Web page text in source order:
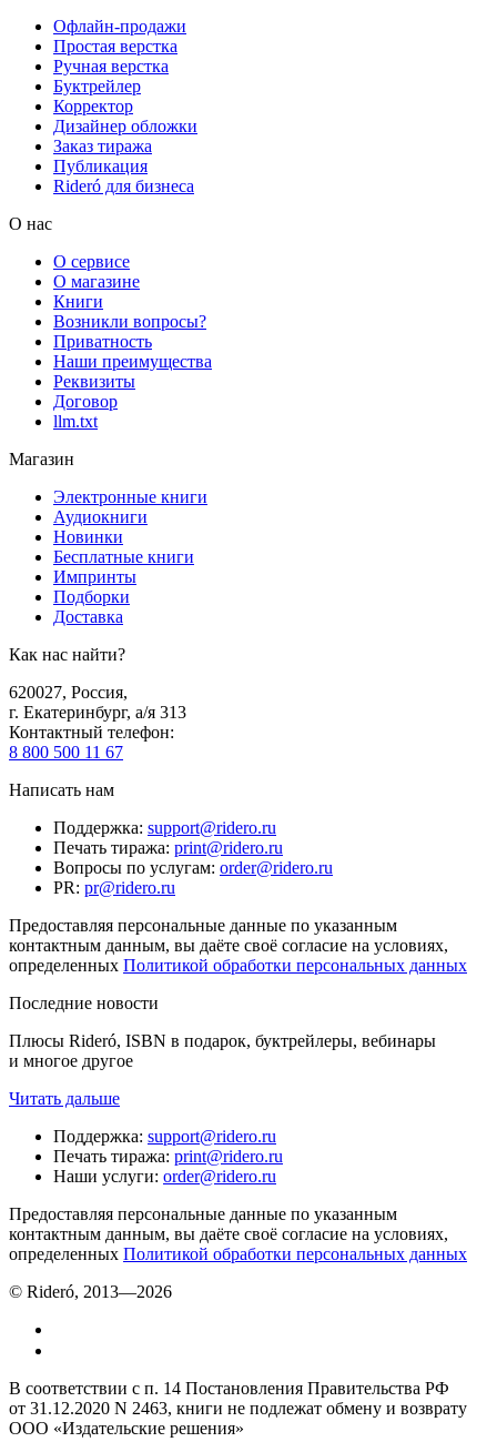
Офлайн-продажи
Простая верстка
Ручная верстка
Буктрейлер
Корректор
Дизайнер обложки
Заказ тиража
Публикация
Rideró для бизнеса
О нас
О сервисе
О магазине
Книги
Возникли вопросы?
Приватность
Наши преимущества
Реквизиты
Договор
llm.txt
Магазин
Электронные книги
Аудиокниги
Новинки
Бесплатные книги
Импринты
Подборки
Доставка
Как нас найти?
620027, Россия,
г. Екатеринбург, а/я 313
Контактный телефон:
8 800 500 11 67
Написать нам
Поддержка: support@ridero.ru
Печать тиража: print@ridero.ru
Вопросы по услугам: order@ridero.ru
PR: pr@ridero.ru
Предоставляя персональные данные по указанным
контактным данным, вы даёте своё согласие на условиях,
определенных Политикой обработки персональных данных
Последние новости
Плюсы Rideró, ISBN в подарок, буктрейлеры, вебинары
и многое другое
Читать дальше
Поддержка: support@ridero.ru
Печать тиража: print@ridero.ru
Наши услуги: order@ridero.ru
Предоставляя персональные данные по указанным
контактным данным, вы даёте своё согласие на условиях,
определенных Политикой обработки персональных данных
© Rideró, 2013—2026
В соответствии с п. 14 Постановления Правительства РФ
от 31.12.2020 N 2463, книги не подлежат обмену и возврату
ООО «Издательские решения»